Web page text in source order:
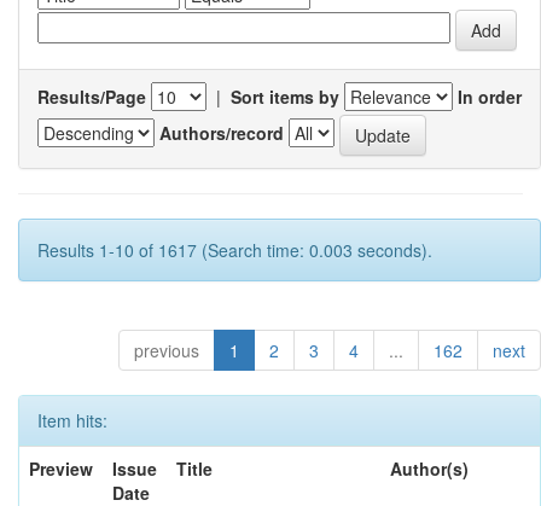
Results/Page | Sort items by
In order
Authors/record
Results 1-10 of 1617 (Search time: 0.003 seconds).
previous 1 2 3 4 ... 162 next
Item hits:
Preview
Issue
Date
Title Author(s)